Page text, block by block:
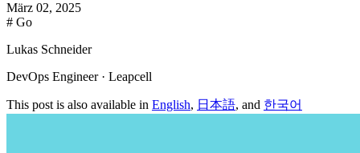
März 02, 2025
# Go
Lukas Schneider
DevOps Engineer · Leapcell
This post is also available in English, 日本語, and 한국어